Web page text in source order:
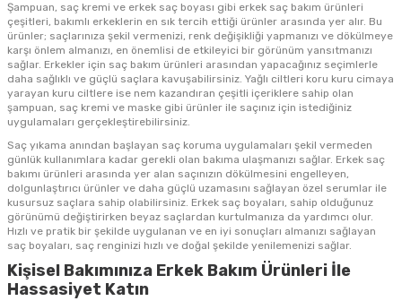
Şampuan, saç kremi ve erkek saç boyası gibi erkek saç bakım ürünleri
çeşitleri, bakımlı erkeklerin en sık tercih ettiği ürünler arasında yer alır. Bu
ürünler; saçlarınıza şekil vermenizi, renk değişikliği yapmanızı ve dökülmeye
karşı önlem almanızı, en önemlisi de etkileyici bir görünüm yansıtmanızı
sağlar. Erkekler için saç bakım ürünleri arasından yapacağınız seçimlerle
daha sağlıklı ve güçlü saçlara kavuşabilirsiniz. Yağlı ciltleri koru kuru cimaya
yarayan kuru ciltlere ise nem kazandıran çeşitli içeriklere sahip olan
şampuan, saç kremi ve maske gibi ürünler ile saçınız için istediğiniz
uygulamaları gerçekleştirebilirsiniz.
Saç yıkama anından başlayan saç koruma uygulamaları şekil vermeden
günlük kullanımlara kadar gerekli olan bakıma ulaşmanızı sağlar. Erkek saç
bakımı ürünleri arasında yer alan saçınızın dökülmesini engelleyen,
dolgunlaştırıcı ürünler ve daha güçlü uzamasını sağlayan özel serumlar ile
kusursuz saçlara sahip olabilirsiniz. Erkek saç boyaları, sahip olduğunuz
görünümü değiştirirken beyaz saçlardan kurtulmanıza da yardımcı olur.
Hızlı ve pratik bir şekilde uygulanan ve en iyi sonuçları almanızı sağlayan
saç boyaları, saç renginizi hızlı ve doğal şekilde yenilemenizi sağlar.
Kişisel Bakımınıza Erkek Bakım Ürünleri İle
Hassasiyet Katın